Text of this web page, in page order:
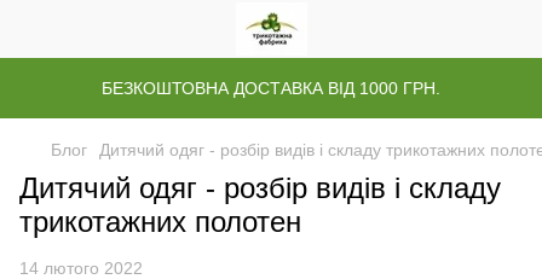
БЕЗКОШТОВНА ДОСТАВКА ВІД 1000 ГРН.
Блог Дитячий одяг - розбір видів і складу трикотажних
Дитячий одяг - розбір видів і складу
трикотажних полотен
14 лютого 2022